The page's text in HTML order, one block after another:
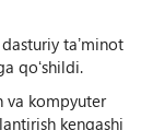
taʼminot
qoʻshildi.
va kompyuter
kengashi